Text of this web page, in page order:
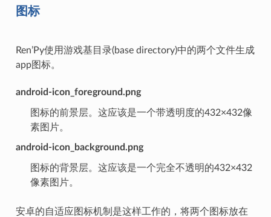
图标
Ren’Py使用游戏基目录(base directory)中的两个文件生成
app图标。
android-icon_foreground.png
图标的前景层。这应该是一个带透明度的432×432像
素图片。
android-icon_background.png
图标的背景层。这应该是一个完全不透明的432×432
像素图片。
安卓的自适应图标机制是这样工作的，将两个图标放在